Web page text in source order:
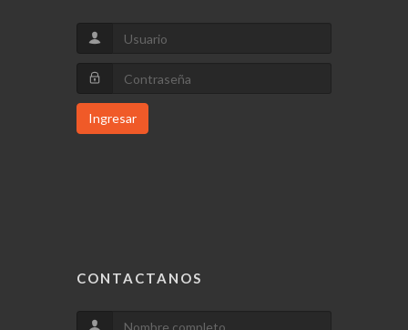
Ingresar
CONTACTANOS